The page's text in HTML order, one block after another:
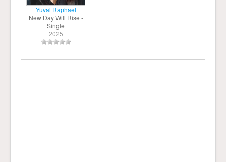
Yuval Raphael
New Day Will Rise -
Single
2025